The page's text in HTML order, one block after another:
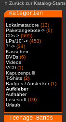
» Zurück zur Katalog-
Kategorien
Lokalmatadore (13)
Paketangebote-> (6)
CDs-> (595)
LPs/10"-> (453)
7"-> (34)
Kassetten
DVDs (6)
Videos
VCD (1)
Kapuzenpulli
T-Shirts (2)
Badges / Anstecker(1)
Aufkleber
Aufnäher
Lesestoff (19)
Urlaub
Teenage Bands